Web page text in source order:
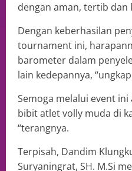
dengan aman, tertib dan
Dengan keberhasilan
tournament ini,
barometer dalam
lain kedepannya,
Semoga melalui event
bibit atlet volly muda di
“terangnya.
Terpisah, Dandim
Suryaningrat, SH. M.Si